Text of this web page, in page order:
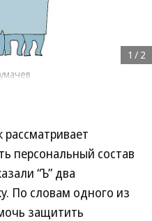
1 / 2
персональный состав
“Ъ” два
По словам одного из
защитить